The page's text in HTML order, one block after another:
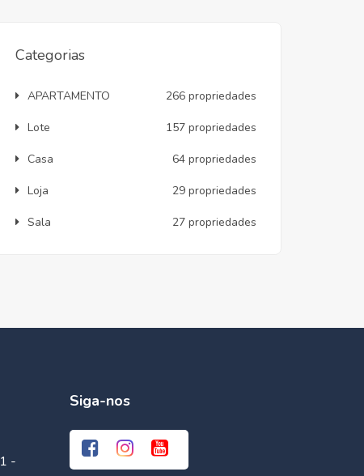
Categorias
APARTAMENTO 266 propriedades
Lote 157 propriedades
Casa 64 propriedades
Loja 29 propriedades
Sala 27 propriedades
-
Siga-nos